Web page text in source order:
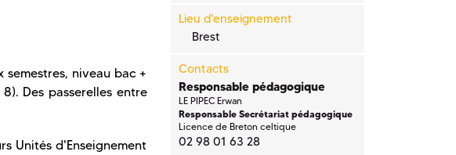
semestres, niveau bac +
Des passerelles entre
Unités d'Enseignement
Lieu d'enseignement
Brest
Contacts
Responsable pédagogique
LE PIPEC Erwan
Responsable Secrétariat pédagogique
Licence de Breton celtique
02 98 01 63 28